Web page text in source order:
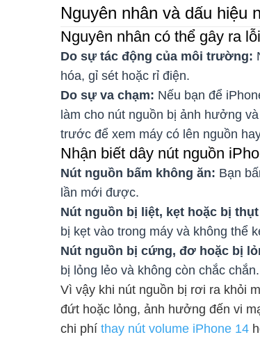
Nguyên nhân và dấu hiệu
Nguyên nhân có thể gây ra
Do sự tác động của môi trường:
hóa, gỉ sét hoặc rỉ điện.
Do sự va chạm: Nếu bạn để
làm cho nút nguồn bị ảnh hưởng
trước để xem máy có lên nguồn
Nhận biết dây nút nguồn
Nút nguồn bấm không ăn: Bạn
lần mới được.
Nút nguồn bị liệt, kẹt hoặc bị
bị kẹt vào trong máy và không thể
Nút nguồn bị cứng, đơ hoặc bị
bị lỏng lẻo và không còn chắc chắn.
Vì vậy khi nút nguồn bị rơi ra khỏi
đứt hoặc lỏng, ảnh hưởng đến vi
chi phí thay nút volume iPhone 14